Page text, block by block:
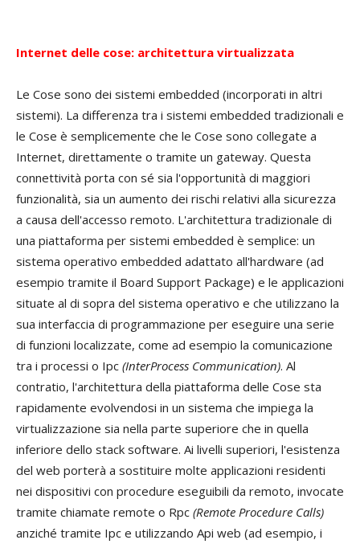
Internet delle cose: architettura virtualizzata
Le Cose sono dei sistemi embedded (incorporati in altri
sistemi). La differenza tra i sistemi embedded tradizionali e
le Cose è semplicemente che le Cose sono collegate a
Internet, direttamente o tramite un gateway. Questa
connettività porta con sé sia l'opportunità di maggiori
funzionalità, sia un aumento dei rischi relativi alla sicurezza
a causa dell'accesso remoto. L'architettura tradizionale di
una piattaforma per sistemi embedded è semplice: un
sistema operativo embedded adattato all'hardware (ad
esempio tramite il Board Support Package) e le applicazioni
situate al di sopra del sistema operativo e che utilizzano la
sua interfaccia di programmazione per eseguire una serie
di funzioni localizzate, come ad esempio la comunicazione
tra i processi o Ipc (InterProcess Communication). Al
contratio, l'architettura della piattaforma delle Cose sta
rapidamente evolvendosi in un sistema che impiega la
virtualizzazione sia nella parte superiore che in quella
inferiore dello stack software. Ai livelli superiori, l'esistenza
del web porterà a sostituire molte applicazioni residenti
nei dispositivi con procedure eseguibili da remoto, invocate
tramite chiamate remote o Rpc (Remote Procedure Calls)
anziché tramite Ipc e utilizzando Api web (ad esempio, i